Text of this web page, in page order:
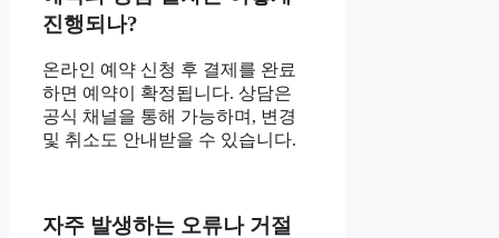
진행되나?
온라인 예약 신청 후 결제를 완료
하면 예약이 확정됩니다. 상담은
공식 채널을 통해 가능하며, 변경
및 취소도 안내받을 수 있습니다.
자주 발생하는 오류나 거절